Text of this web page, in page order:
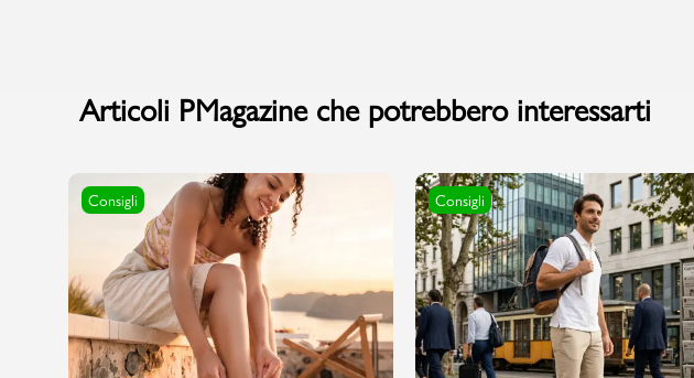
Carrello
Promo & News
negozi
contatti
Articoli PMagazine che potrebbero interessarti
Consigli Consigli